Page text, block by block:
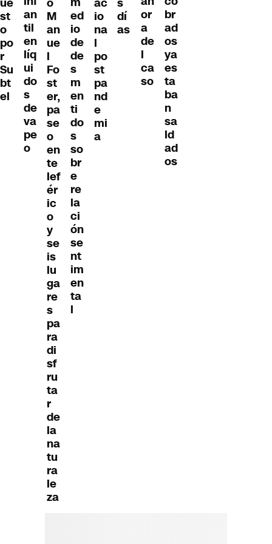
st
o
po
r
Su
bt
el
an
til
en
líq
ui
do
s
de
va
pe
o
M
an
ue
l
Fo
st
er,
pa
se
o
en
te
lef
ér
ic
o
y
se
is
lu
ga
re
s
pa
ra
di
sf
ru
ta
r
de
la
na
tu
ra
le
za
ed
io
de
de
s
m
en
ti
do
s
so
br
e
re
la
ci
ón
se
nt
im
en
ta
l
io
na
l
po
st
pa
nd
e
mi
a
dí
as
or
a
de
l
ca
so
br
ad
os
ya
es
ta
ba
n
sa
ld
ad
os